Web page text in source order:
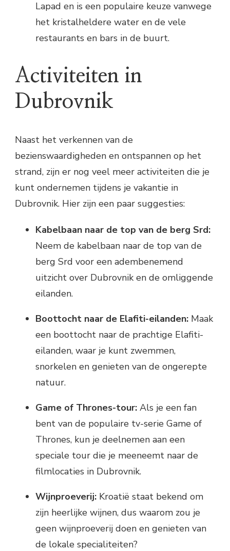
Lapad en is een populaire keuze vanwege
het kristalheldere water en de vele
restaurants en bars in de buurt.
Activiteiten in
Dubrovnik
Naast het verkennen van de
bezienswaardigheden en ontspannen op het
strand, zijn er nog veel meer activiteiten die je
kunt ondernemen tijdens je vakantie in
Dubrovnik. Hier zijn een paar suggesties:
Kabelbaan naar de top van de berg Srd:
Neem de kabelbaan naar de top van de
berg Srd voor een adembenemend
uitzicht over Dubrovnik en de omliggende
eilanden.
Boottocht naar de Elafiti-eilanden: Maak
een boottocht naar de prachtige Elafiti-
eilanden, waar je kunt zwemmen,
snorkelen en genieten van de ongerepte
natuur.
Game of Thrones-tour: Als je een fan
bent van de populaire tv-serie Game of
Thrones, kun je deelnemen aan een
speciale tour die je meeneemt naar de
filmlocaties in Dubrovnik.
Wijnproeverij: Kroatië staat bekend om
zijn heerlijke wijnen, dus waarom zou je
geen wijnproeverij doen en genieten van
de lokale specialiteiten?